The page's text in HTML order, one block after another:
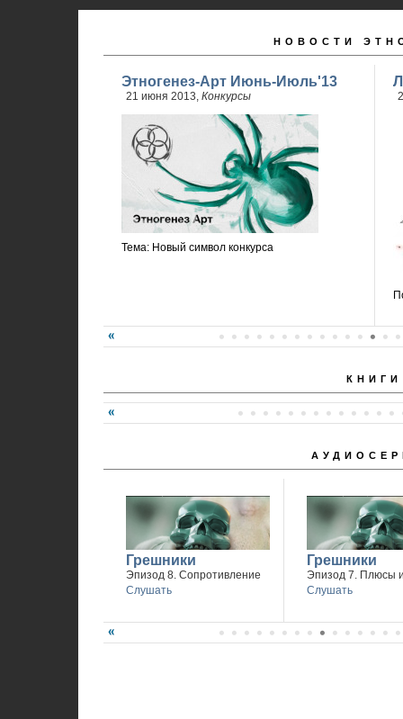
НОВОСТИ
Этногенез-Арт Июнь-Июль'13
21 июня 2013, Конкурсы
Тема: Новый символ конкурса
КНИГИ
Грешники
Эпизод 8. Сопротивление
Слушать
Грешники
Эпизод 7. Плюсы
Слушать